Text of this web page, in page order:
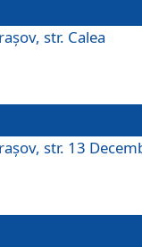
str. Calea
str. 13